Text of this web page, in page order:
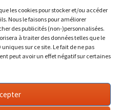
les cookies pour stocker et/ou accéder
Nous le faisons pour améliorer
des publicités (non-)personnalisées.
à traiter des données telles que le
sur ce site. Le fait de ne pas
peut avoir un effet négatif sur certaines
à partager ma passion sur
d'un blog qui a connu un relatif
mon autonomie et me lancer
Ancienne.